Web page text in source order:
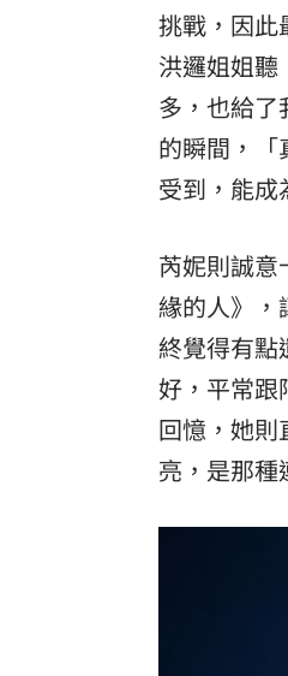
挑戰，因此
洪邏姐姐
多，也給
的瞬間，
受到，能成
芮妮則誠
緣的人》，
終覺得有點
好，平常跟
回憶，她則
亮，是那種